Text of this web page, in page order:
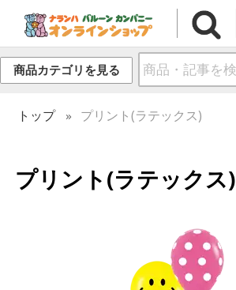
商品カテゴリを見る
トップ プリント(ラテックス)
プリント(ラテックス)